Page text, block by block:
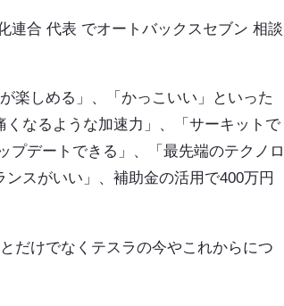
連合 代表 でオートバックスセブン 相談
楽しめる」、「かっこいい」といった
なるような加速力」、「サーキットで
プデートできる」、「最先端のテクノロ
スがいい」、補助金の活用で400万円
だけでなくテスラの今やこれからにつ